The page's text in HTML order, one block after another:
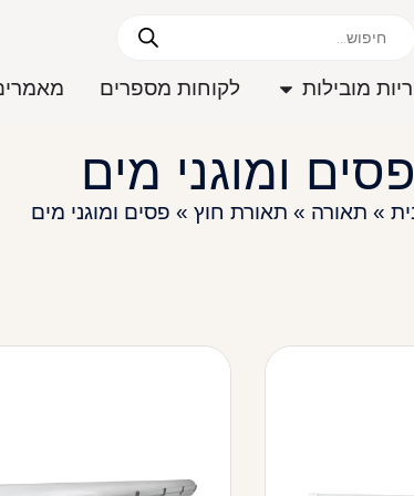
מובילות לקוחות מספרים
פסים ומוגני מים
» תאורה » תאורת חוץ » פסים ומוגני מים